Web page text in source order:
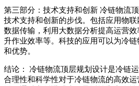
第三部分：技术支持和创新 冷链物流
技术支持和创新的步伐。包括应用物
数据传输，利用大数据分析提高运营
升作业效率等。科技的应用可以为冷
和优势。
结论： 冷链物流顶层规划设计是冷链
合理性和科学性对于冷链物流的高效